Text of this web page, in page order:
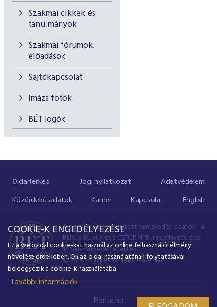
Szakmai cikkek és
tanulmányok
Szakmai fórumok,
előadások
Sajtókapcsolat
Imázs fotók
BÉT logók
Oldaltérkép Jogi nyilatkozat
Adatvédelem
Közérdekű adatok
Karrier Kapcsolat English
A portálon megjelenített kereskedési adatok - a
BUX, a BUMIX és a CETOP NTR index kivételével -
15 perccel késleltetettek.
© 2019 Budapesti Értéktőzsde Nyrt.
Ponte.hu
COOKIE-K ENGEDÉLYEZÉSE
Ez a weboldal cookie-kat használ az online felhasználói élmény
növelése érdekében. Ön az oldal használatának folytatásával
beleegyezik a cookie-k használatába.
További információk